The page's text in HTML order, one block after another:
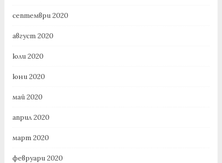
септември 2020
август 2020
юли 2020
юни 2020
май 2020
април 2020
март 2020
февруари 2020